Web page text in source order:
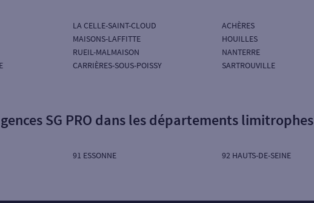
LA CELLE-SAINT-CLOUD
MAISONS-LAFFITTE
RUEIL-MALMAISON
CARRIÈRES-SOUS-POISSY
ACHÈRES
HOUILLES
NANTERRE
SARTROUVILLE
SG PRO dans les départements limitrophes
91 ESSONNE 92 HAUTS-DE-SEINE